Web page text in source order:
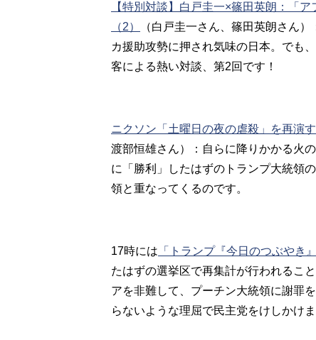
【特別対談】白戸圭一×篠田英朗：「
（2）
（白戸圭一さん、篠田英朗さん
カ援助攻勢に押され気味の日本。で
客による熱い対談、第2回です！
ニクソン「土曜日の夜の虐殺」を再演
渡部恒雄さん）：自らに降りかかる火
に「勝利」したはずのトランプ大統領
領と重なってくるのです。
17時には 「トランプ『今日のつぶやき』
たはずの選挙区で再集計が行われるこ
アを非難して、プーチン大統領に謝罪
らないような理屈で民主党をけしかけ